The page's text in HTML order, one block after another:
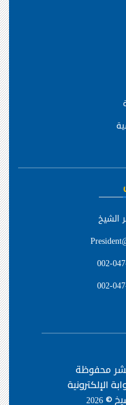
الشيخ
محفوظة
الإلكترونية
©
2026